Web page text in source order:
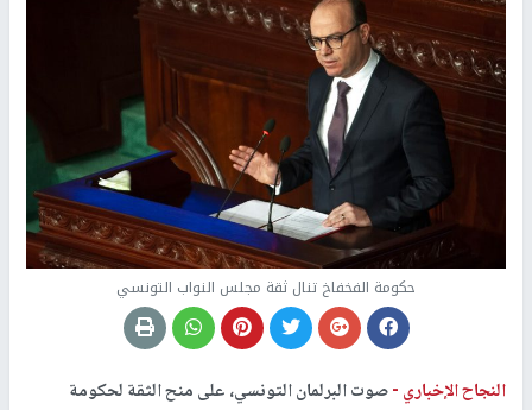
حكومة الفخفاخ تنال ثقة مجلس النواب التونسي
النجاح الإخباري -صوت البرلمان التونسي، على منح الثقة لحكومة